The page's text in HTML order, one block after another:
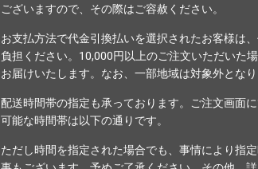
ございますので、その際はご容赦ください。
お支払方法で代金引換払いを選択されたお客様は
負担ください。10,000円以上のご注文いただいた
お届けいたします。なお、一部地域は対象外となり
配送時間帯の指定も承っております。ご注文画面
可能な時間帯は以下の通りです。
ただし時間を指定された場合でも、事情により指